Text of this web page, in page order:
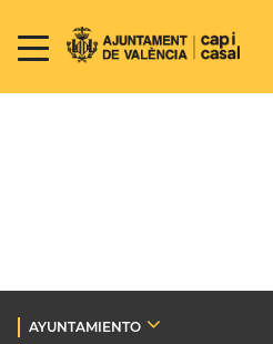
AYUNTAMIENTO